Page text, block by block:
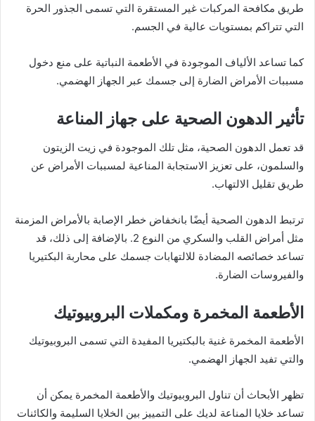
طريق مكافحة المركبات غير المستقرة التي تسمى الجذور الحرة
التي تتراكم بمستويات عالية في الجسم.
كما تساعد الألياف الموجودة في الأطعمة النباتية على منع دخول
مسببات الأمراض الضارة إلى جسمك عبر الجهاز الهضمي.
تأثير الدهون الصحية على جهاز المناعة
قد تعمل الدهون الصحية، مثل تلك الموجودة في زيت الزيتون
والسلمون، على تعزيز الاستجابة المناعية لمسببات الأمراض عن
طريق تقليل الالتهاب.
ترتبط الدهون الصحية أيضًا بانخفاض خطر الإصابة بالأمراض المزمنة
مثل أمراض القلب والسكري من النوع 2. بالإضافة إلى ذلك، قد
تساعد خصائصه المضادة للالتهابات جسمك على محاربة البكتيريا
والفيروسات الضارة.
الأطعمة المخمرة ومكملات البروبيوتيك
الأطعمة المخمرة غنية بالبكتيريا المفيدة التي تسمى البروبيوتيك
والتي تفيد الجهاز الهضمي.
تظهر الأبحاث أن تناول البروبيوتيك والأطعمة المخمرة يمكن أن
تساعد خلايا المناعة لديك على التمييز بين الخلايا السليمة والكائنات